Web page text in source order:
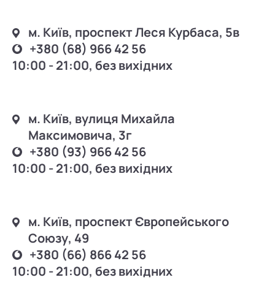
м. Київ, проспект Леся Курбаса, 5в
+380 (68) 966 42 56
10:00 - 21:00, без вихідних
м. Київ, вулиця Михайла
Максимовича, 3г
+380 (93) 966 42 56
10:00 - 21:00, без вихідних
м. Київ, проспект Європейського
Союзу, 49
+380 (66) 866 42 56
10:00 - 21:00, без вихідних